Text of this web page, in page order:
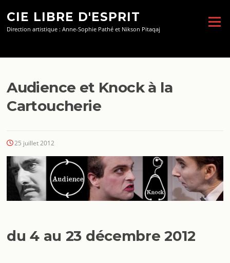
contenu
CIE LIBRE D'ESPRIT
Direction artistique : Anne-Sophie Pathé et Nikson Pitaqaj
Menu
Audience et Knock à la
Cartoucherie
25 juillet 2012
du 4 au 23 décembre 2012